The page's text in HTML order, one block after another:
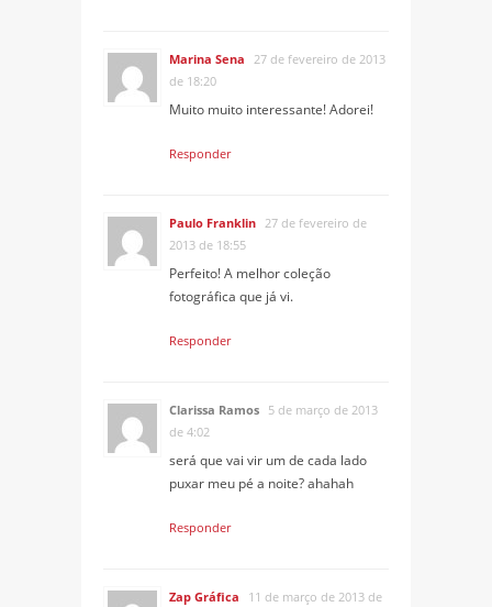
Marina Sena 27 de fevereiro de 2013
de 18:20
Muito muito interessante! Adorei!
Responder
Paulo Franklin 27 de fevereiro de
2013 de 18:55
Perfeito! A melhor coleção
fotográfica que já vi.
Responder
Clarissa Ramos 5 de março de 2013
de 4:02
será que vai vir um de cada lado
puxar meu pé a noite? ahahah
Responder
Zap Gráfica
11 de março de 2013 de